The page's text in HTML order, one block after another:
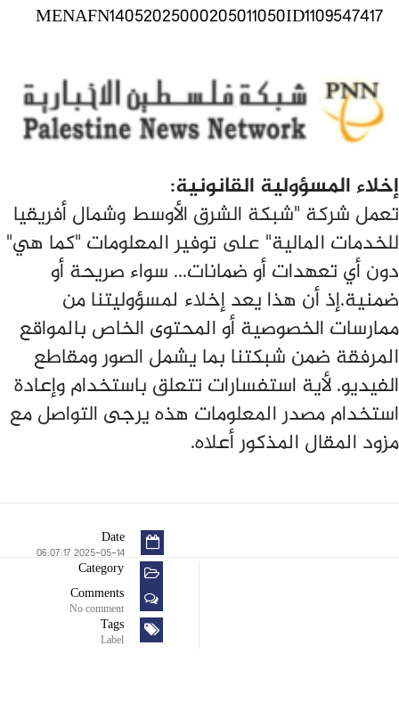
MENAFN14052025000205011050ID1109547417
إخلاء المسؤولية القانونية:
تعمل شركة "شبكة الشرق الأوسط وشمال أفريقيا
للخدمات المالية" على توفير المعلومات "كما هي"
دون أي تعهدات أو ضمانات... سواء صريحة أو
ضمنية.إذ أن هذا يعد إخلاء لمسؤوليتنا من
ممارسات الخصوصية أو المحتوى الخاص بالمواقع
المرفقة ضمن شبكتنا بما يشمل الصور ومقاطع
الفيديو. لأية استفسارات تتعلق باستخدام وإعادة
استخدام مصدر المعلومات هذه يرجى التواصل مع
مزود المقال المذكور أعلاه.
Date
2025-05-14 06:07:17
Category
Comments
No comment
Tags
Label